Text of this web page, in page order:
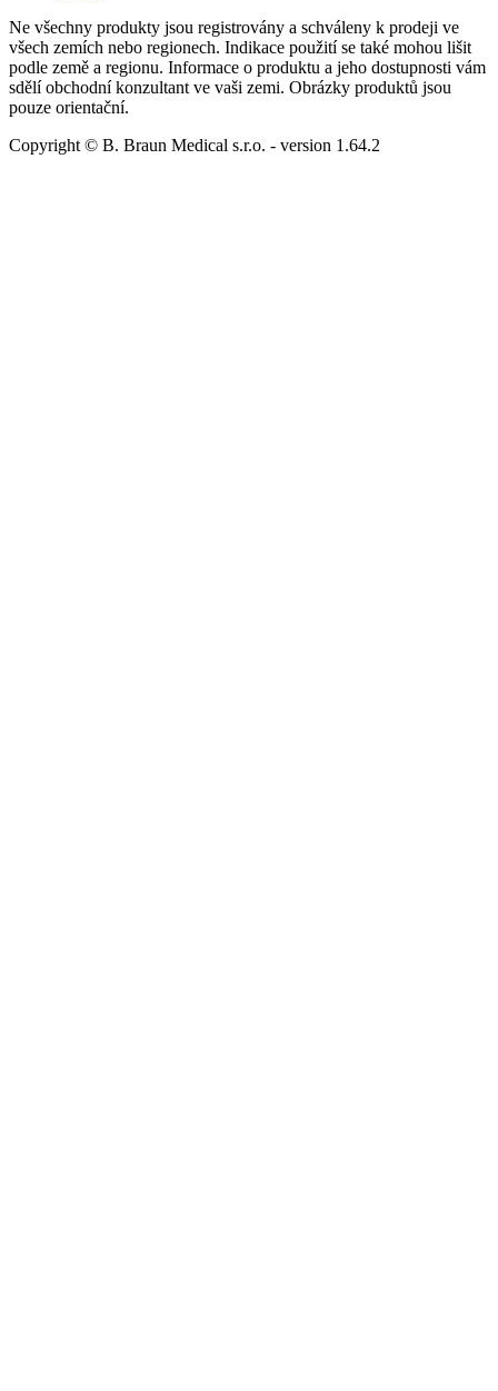
Ne všechny produkty jsou registrovány a schváleny k prodeji ve
všech zemích nebo regionech. Indikace použití se také mohou lišit
podle země a regionu. Informace o produktu a jeho dostupnosti vám
sdělí obchodní konzultant ve vaši zemi. Obrázky produktů jsou
pouze orientační.
Copyright © B. Braun Medical s.r.o. - version 1.64.2